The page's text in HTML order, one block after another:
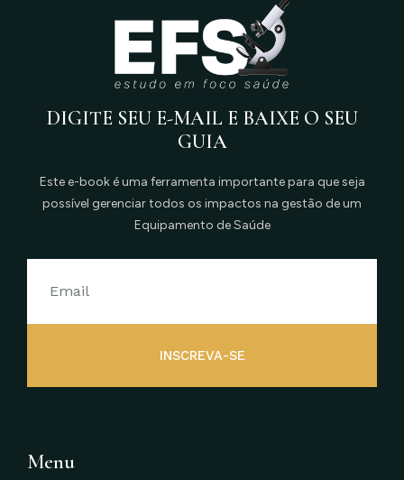
DIGITE SEU E-MAIL E BAIXE O SEU
GUIA
Este e-book é uma ferramenta importante para que seja
possível gerenciar todos os impactos na gestão de um
Equipamento de Saúde
INSCREVA-SE
Menu